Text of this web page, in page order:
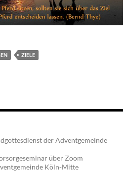
ZIELE
der Adventgemeinde
über Zoom
Köln-Mitte